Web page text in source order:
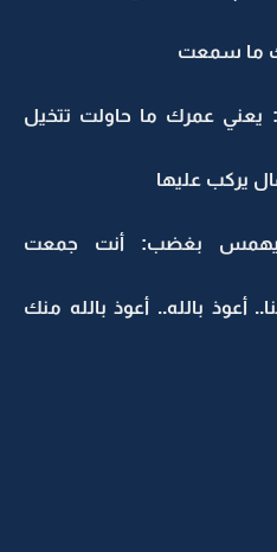
ما سمعت
عمرك ما حاولت تتخيل
يركب عليها
يهمس بغضب: أنت جمعت
بالله.. أعوذ بالله منك